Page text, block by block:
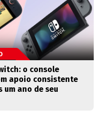
o console
apoio consistente
um ano de seu